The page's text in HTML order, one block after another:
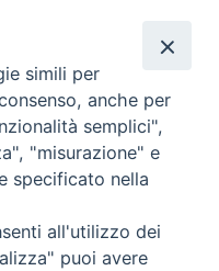
>>
v s
d
7 8
9
simili per
anche per
semplici",
"misurazione" e
specificato nella
all'utilizzo dei
puoi avere